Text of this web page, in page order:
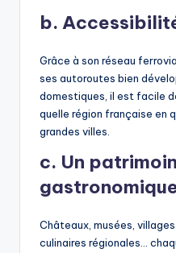
b.
Grâce à son réseau
ses autoroutes bien
domestiques, il est facile
quelle région française en
grandes villes.
c. Un
Châteaux, musées,
culinaires régionales…